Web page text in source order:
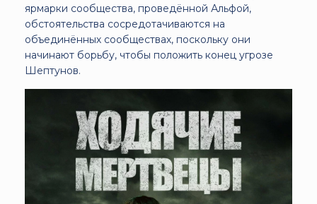
ярмарки сообщества, проведённой Альфой,
обстоятельства сосредотачиваются на
объединённых сообществах, поскольку они
начинают борьбу, чтобы положить конец угрозе
Шептунов.